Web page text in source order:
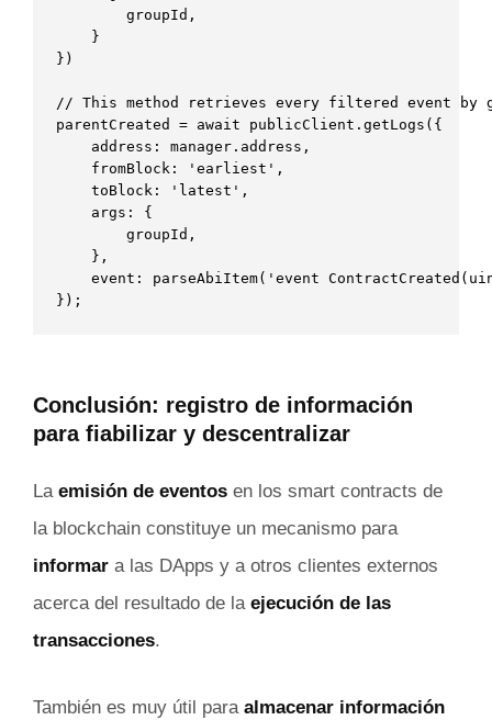
        groupId,
    }
})
// This method retrieves every filtered event by
parentCreated = await publicClient.getLogs({
    address: manager.address,
    fromBlock: 'earliest',
    toBlock: 'latest',
        groupId,
    },
event: parseAbiItem('event
});
Conclusión: registro de información
para fiabilizar y descentralizar
La emisión de eventos en los smart contracts de
la blockchain constituye un mecanismo para
informar a las DApps y a otros clientes externos
acerca del resultado de la ejecución de las
transacciones.
También es muy útil para almacenar información